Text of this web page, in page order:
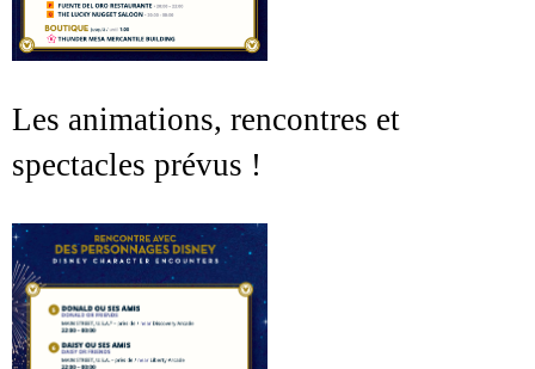
Les animations, rencontres et
spectacles prévus !